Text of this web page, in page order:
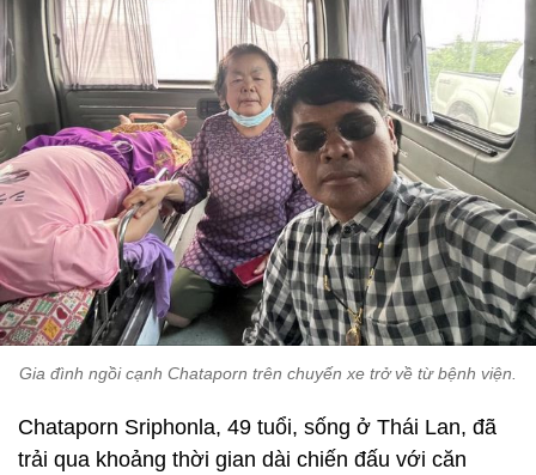
Gia đình ngồi cạnh Chataporn trên chuyến xe trở về từ bệnh viện.
Chataporn Sriphonla, 49 tuổi, sống ở Thái Lan, đã
trải qua khoảng thời gian dài chiến đấu với căn